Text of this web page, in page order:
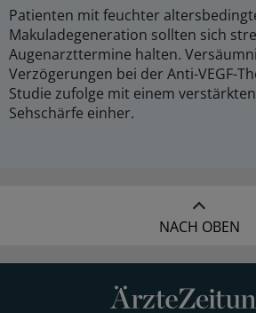
Patienten mit feuchter
Makuladegeneration sollten sich
Augenarzttermine halten.
Verzögerungen bei der Anti-VEGF-
Studie zufolge mit einem
Sehschärfe einher.
NACH OBEN